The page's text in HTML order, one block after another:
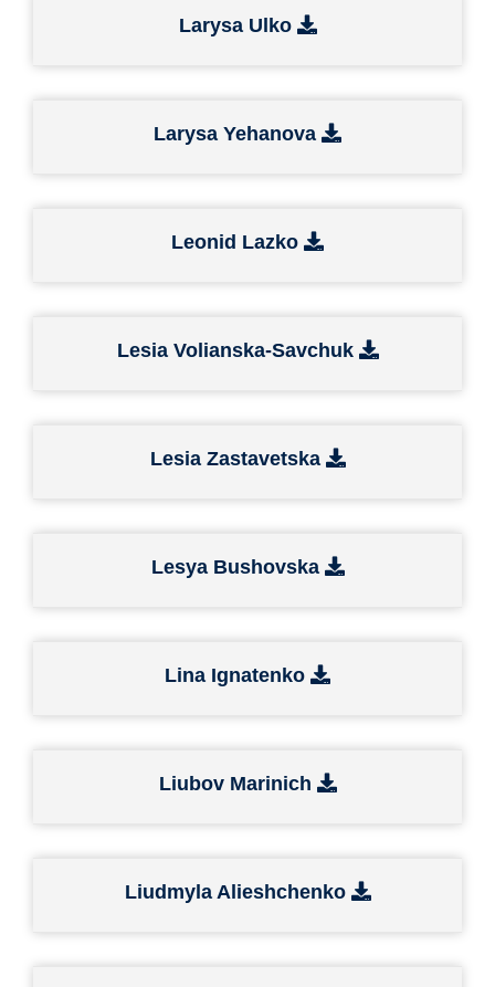
Larysa Ulko
Larysa Yehanova
Leonid Lazko
Lesia Volianska-Savchuk
Lesia Zastavetska
Lesya Bushovska
Lina Ignatenko
Liubov Marinich
Liudmyla Alieshchenko